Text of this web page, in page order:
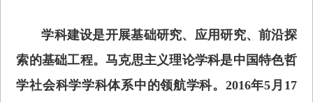
学科建设是开展基础研究、应用研究、前沿探
索的基础工程。马克思主义理论学科是中国特色哲
学社会科学学科体系中的领航学科。2016年5月17